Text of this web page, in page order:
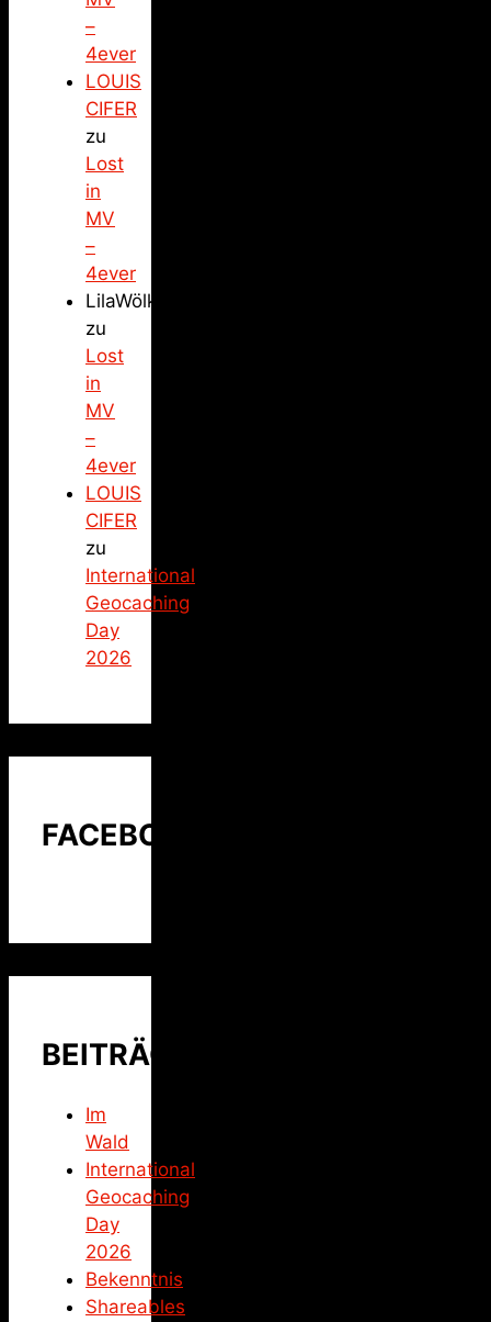
–
4ever
LOUIS
CIFER
zu
Lost
in
MV
–
4ever
LilaWölkchen
zu
Lost
in
MV
–
4ever
LOUIS
CIFER
zu
International
Geocaching
Day
2026
FACEBOOK
BEITRÄGE
Im
Wald
International
Geocaching
Day
2026
Bekenntnis
Shareables